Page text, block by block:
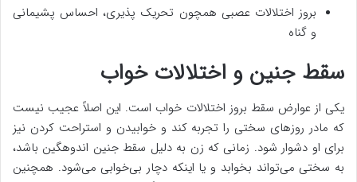
بروز اختلالات عصبی همچون تحریک پذیری، احساس پشیمانی
و گناه
سقط جنین و اختلالات خواب
یکی از عوارض سقط بروز اختلالات خواب است. این اصلاً عجیب نیست
که مادر روزهای سختی را تجربه کند و خوابیدن و استراحت کردن نیز
برای او دشوار شود. زمانی که زن به دلیل سقط جنین اندوهگین باشد،
به سختی می‌تواند بخوابد و یا اینکه دچار بی‌خوابی می‌شود. همچنین